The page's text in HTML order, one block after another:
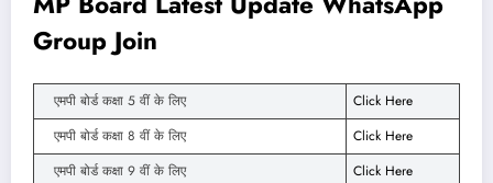
Group Join
एमपी बोर्ड कक्षा 5 वीं के लिए
Click Here
एमपी बोर्ड कक्षा 8 वीं के लिए
Click Here
एमपी बोर्ड कक्षा 9 वीं के लिए
Click Here